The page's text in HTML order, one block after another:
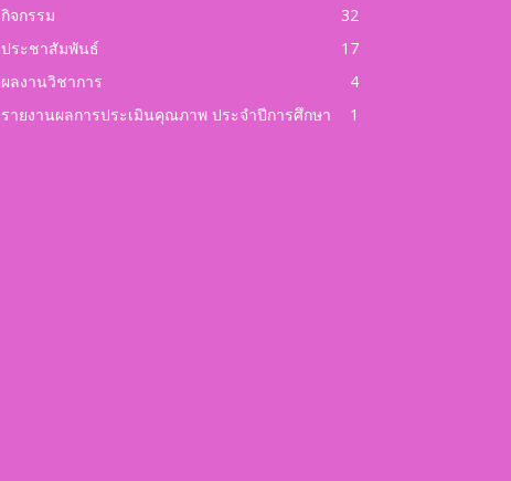
กิจกรรม
32
ประชาสัมพันธ์
17
ผลงานวิชาการ
4
รายงานผลการประเมินคุณภาพ ประจำปีการศึกษา
1